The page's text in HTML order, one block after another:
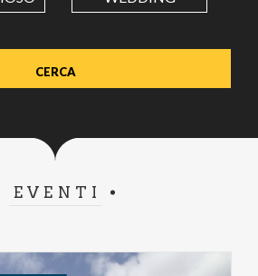
Use dot (.) as decimal separator.
EVENTI